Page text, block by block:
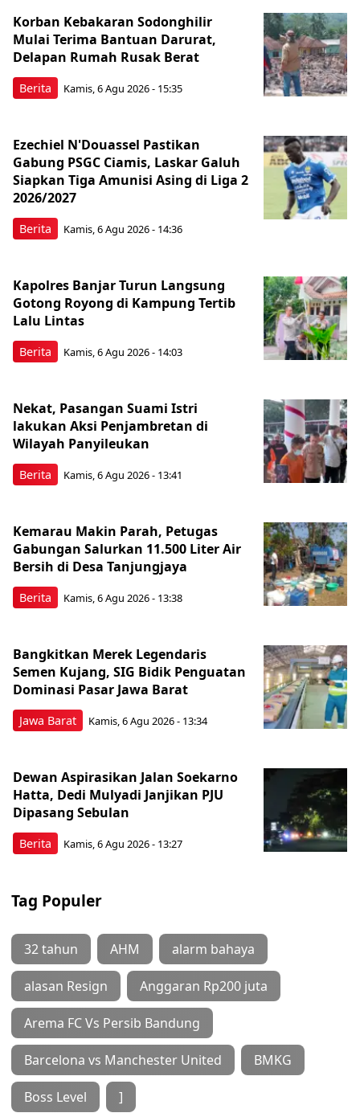
Berita
Korban Kebakaran Sodonghilir
Mulai Terima Bantuan Darurat,
Delapan Rumah Rusak Berat
Kamis, 6 Agu 2026 - 15:35
Berita
Ezechiel N'Douassel Pastikan
Gabung PSGC Ciamis, Laskar Galuh
Siapkan Tiga Amunisi Asing di Liga 2
2026/2027
Kamis, 6 Agu 2026 - 14:36
Berita
Kapolres Banjar Turun Langsung
Gotong Royong di Kampung Tertib
Lalu Lintas
Kamis, 6 Agu 2026 - 14:03
Berita
Nekat, Pasangan Suami Istri
lakukan Aksi Penjambretan di
Wilayah Panyileukan
Kamis, 6 Agu 2026 - 13:41
Berita
Kemarau Makin Parah, Petugas
Gabungan Salurkan 11.500 Liter Air
Bersih di Desa Tanjungjaya
Kamis, 6 Agu 2026 - 13:38
Jawa Barat
Bangkitkan Merek Legendaris
Semen Kujang, SIG Bidik Penguatan
Dominasi Pasar Jawa Barat
Kamis, 6 Agu 2026 - 13:34
Berita
Dewan Aspirasikan Jalan Soekarno
Hatta, Dedi Mulyadi Janjikan PJU
Dipasang Sebulan
Kamis, 6 Agu 2026 - 13:27
Tag Populer
32 tahun AHM alarm bahaya
alasan Resign Anggaran Rp200 juta
Arema FC Vs Persib Bandung
Barcelona vs Manchester United BMKG
Boss Level ]